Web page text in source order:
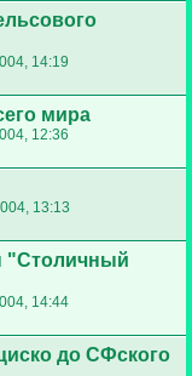
14:19
мира
12:36
13:13
"Столичный
14:44
до СФского